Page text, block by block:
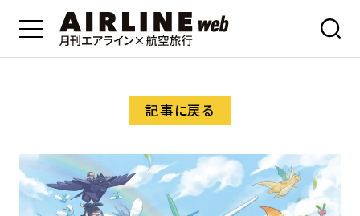
記事に戻る